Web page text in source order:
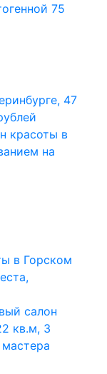
75
красоты в
на
салон
кв.м, 3